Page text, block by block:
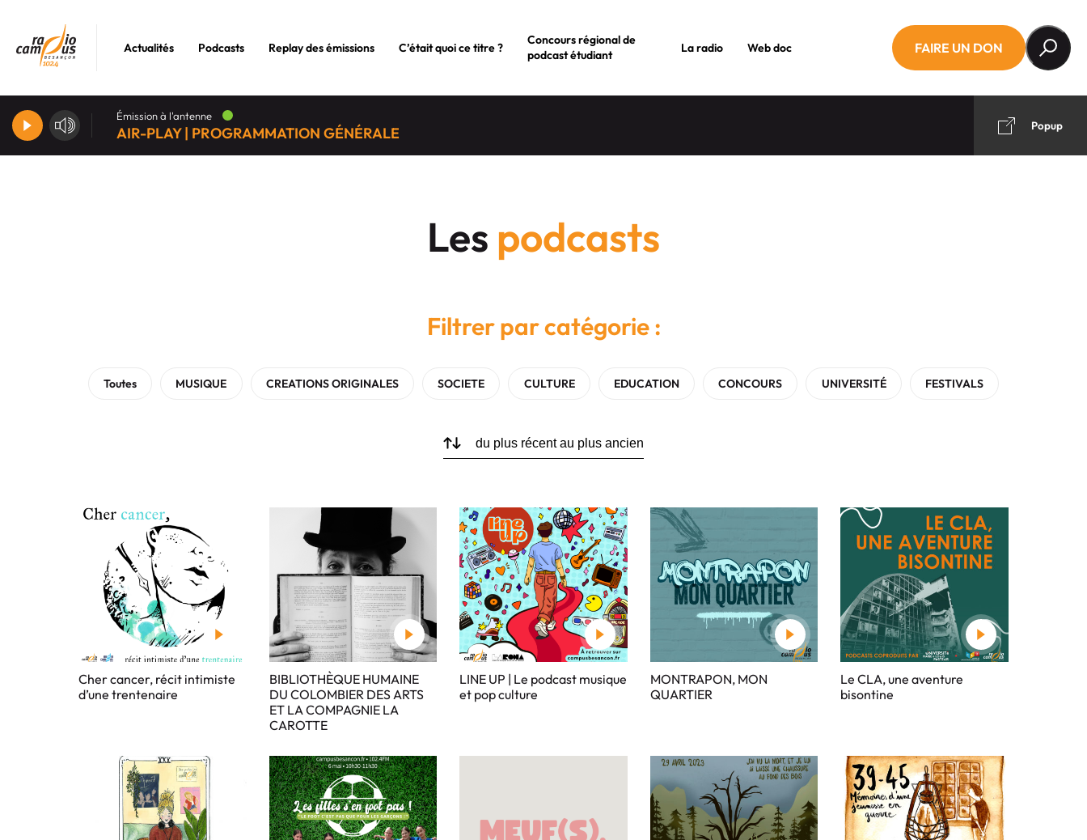
Actualités Podcasts Replay des émissions C’était quoi ce titre ?
Concours régional de
podcast étudiant
La radio Web doc FAIRE UN DON
Émission à l'antenne
AIR-PLAY | PROGRAMMATION GÉNÉRALE Popup
Les podcasts
Filtrer par catégorie :
Toutes MUSIQUE CREATIONS ORIGINALES SOCIETE CULTURE EDUCATION CONCOURS UNIVERSITÉ FESTIVALS
Cher cancer, récit intimiste
d’une trentenaire
BIBLIOTHÈQUE HUMAINE
DU COLOMBIER DES ARTS
ET LA COMPAGNIE LA
CAROTTE
LINE UP | Le podcast musique
et pop culture
MONTRAPON, MON
QUARTIER
Le CLA, une aventure
bisontine